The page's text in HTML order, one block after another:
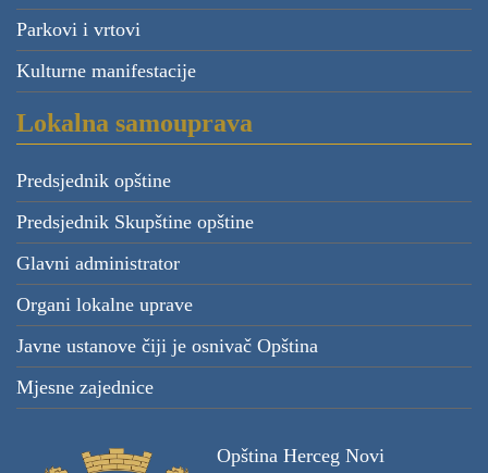
Parkovi i vrtovi
Kulturne manifestacije
Lokalna samouprava
Predsjednik opštine
Predsjednik Skupštine opštine
Glavni administrator
Organi lokalne uprave
Javne ustanove čiji je osnivač Opština
Mjesne zajednice
Opština Herceg Novi